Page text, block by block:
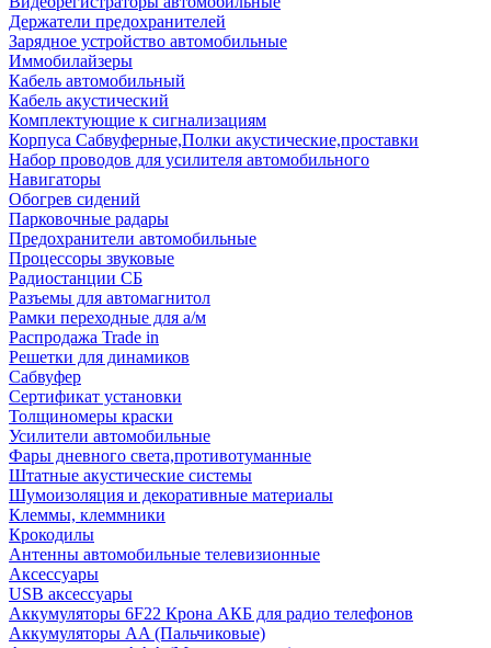
Держатели предохранителей
Зарядное устройство автомобильные
Иммобилайзеры
Кабель автомобильный
Кабель акустический
Комплектующие к сигнализациям
Корпуса Сабвуферные,Полки акустические,проставки
Набор проводов для усилителя автомобильного
Навигаторы
Обогрев сидений
Парковочные радары
Предохранители автомобильные
Процессоры звуковые
Радиостанции СБ
Разъемы для автомагнитол
Рамки переходные для а/м
Распродажа Trade in
Решетки для динамиков
Сабвуфер
Сертификат установки
Толщиномеры краски
Усилители автомобильные
Фары дневного света,противотуманные
Штатные акустические системы
Шумоизоляция и декоративные материалы
Клеммы, клеммники
Крокодилы
Антенны автомобильные телевизионные
Аксессуары
USB аксессуары
Аккумуляторы 6F22 Крона АКБ для радио телефонов
Аккумуляторы AA (Пальчиковые)